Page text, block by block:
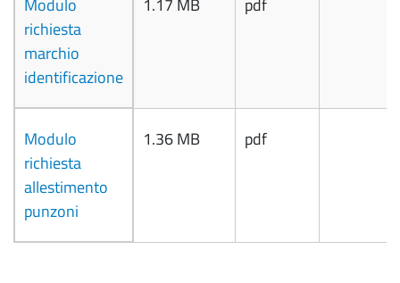
Modulo
richiesta
marchio
identificazione
1.17 MB pdf
Modulo
richiesta
allestimento
punzoni
1.36 MB pdf